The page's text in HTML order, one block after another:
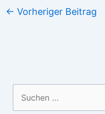
← Vorheriger Beitrag
nach: